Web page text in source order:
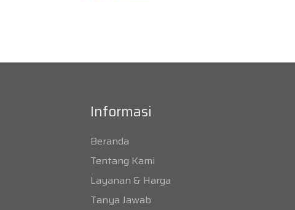
Informasi
Beranda
Tentang Kami
Layanan & Harga
Tanya Jawab